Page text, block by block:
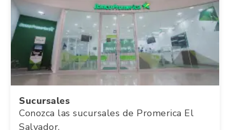
Sucursales
Conozca las sucursales de Promerica El
Salvador.